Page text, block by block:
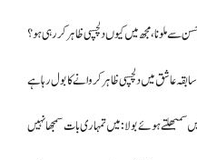
سے ملو نا، مجھ میں کیوں دلچسپی ظاہر کررہی ہو؟
سابقہ عاشق میں دلچسپی ظاہر کروانے کا بول رہا ہے
سمبھلتے ہوئے بولا: میں تمہاری بات سمجھا نہیں